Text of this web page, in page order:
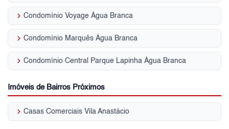
keyboard_arrow_right Condomínio Voyage Água Branca
keyboard_arrow_right Condomínio Marquês Água Branca
keyboard_arrow_right Condomínio Central Parque Lapinha Água Branca
Imóveis de Bairros Próximos
keyboard_arrow_right Casas Comerciais Vila Anastácio